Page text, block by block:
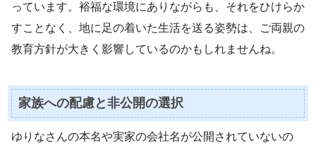
っています。裕福な環境にありながらも、それをひけらか
すことなく、地に足の着いた生活を送る姿勢は、ご両親の
教育方針が大きく影響しているのかもしれませんね。
家族への配慮と非公開の選択
ゆりなさんの本名や実家の会社名が公開されていないの